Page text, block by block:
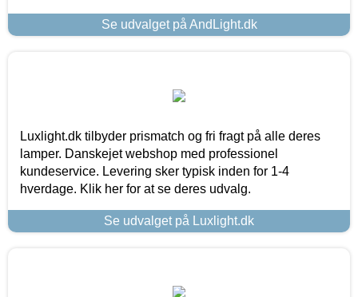
Se udvalget på AndLight.dk
Luxlight.dk tilbyder prismatch og fri fragt på alle deres
lamper. Danskejet webshop med professionel
kundeservice. Levering sker typisk inden for 1-4
hverdage. Klik her for at se deres udvalg.
Se udvalget på Luxlight.dk